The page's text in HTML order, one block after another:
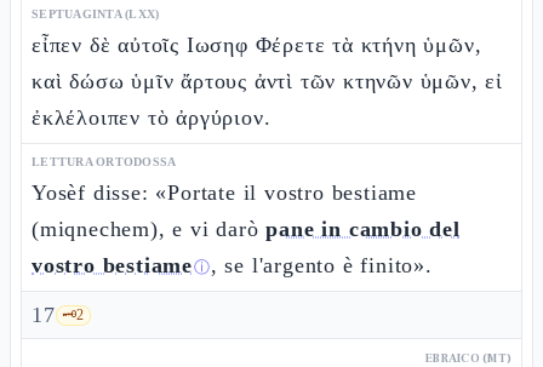
SEPTUAGINTA (LXX)
εἶπεν δὲ αὐτοῖς Ιωσηφ Φέρετε τὰ κτήνη ὑμῶν,
καὶ δώσω ὑμῖν ἄρτους ἀντὶ τῶν κτηνῶν ὑμῶν, εἰ
ἐκλέλοιπεν τὸ ἀργύριον.
LETTURA ORTODOSSA
Yosèf disse: «Portate il vostro bestiame
(miqnechem), e vi daròpane in cambio del
vostro bestiameⓘ, se l'argento è finito».
17 🗝️2
EBRAICO (MT)